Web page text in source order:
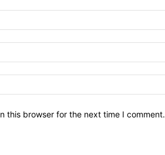
this browser for the next time I comment.